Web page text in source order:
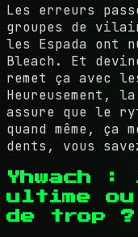
Les erreurs
groupes de
les Espada ont
Bleach. Et
remet ça avec
Heureusement,
assure que le
quand même,
dents, vous
Yhwach
ultime
de trop ?